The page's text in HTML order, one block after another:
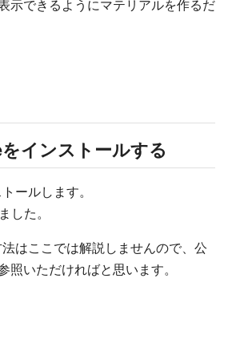
示できるようにマテリアルを作るだ
インストールする
ールします。
した。
はここでは解説しませんので、公
照いただければと思います。